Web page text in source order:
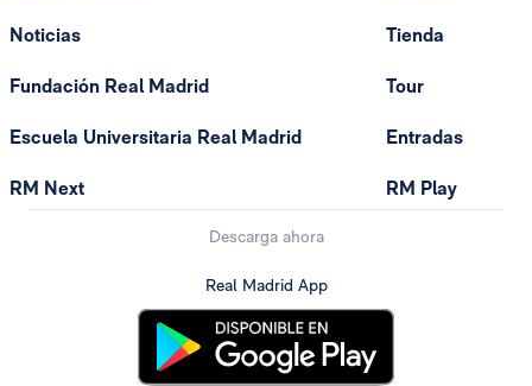
Noticias
Fundación Real Madrid
Escuela Universitaria Real Madrid
RM Next
Tienda
Tour
Entradas
RM Play
Descarga ahora
Real Madrid App